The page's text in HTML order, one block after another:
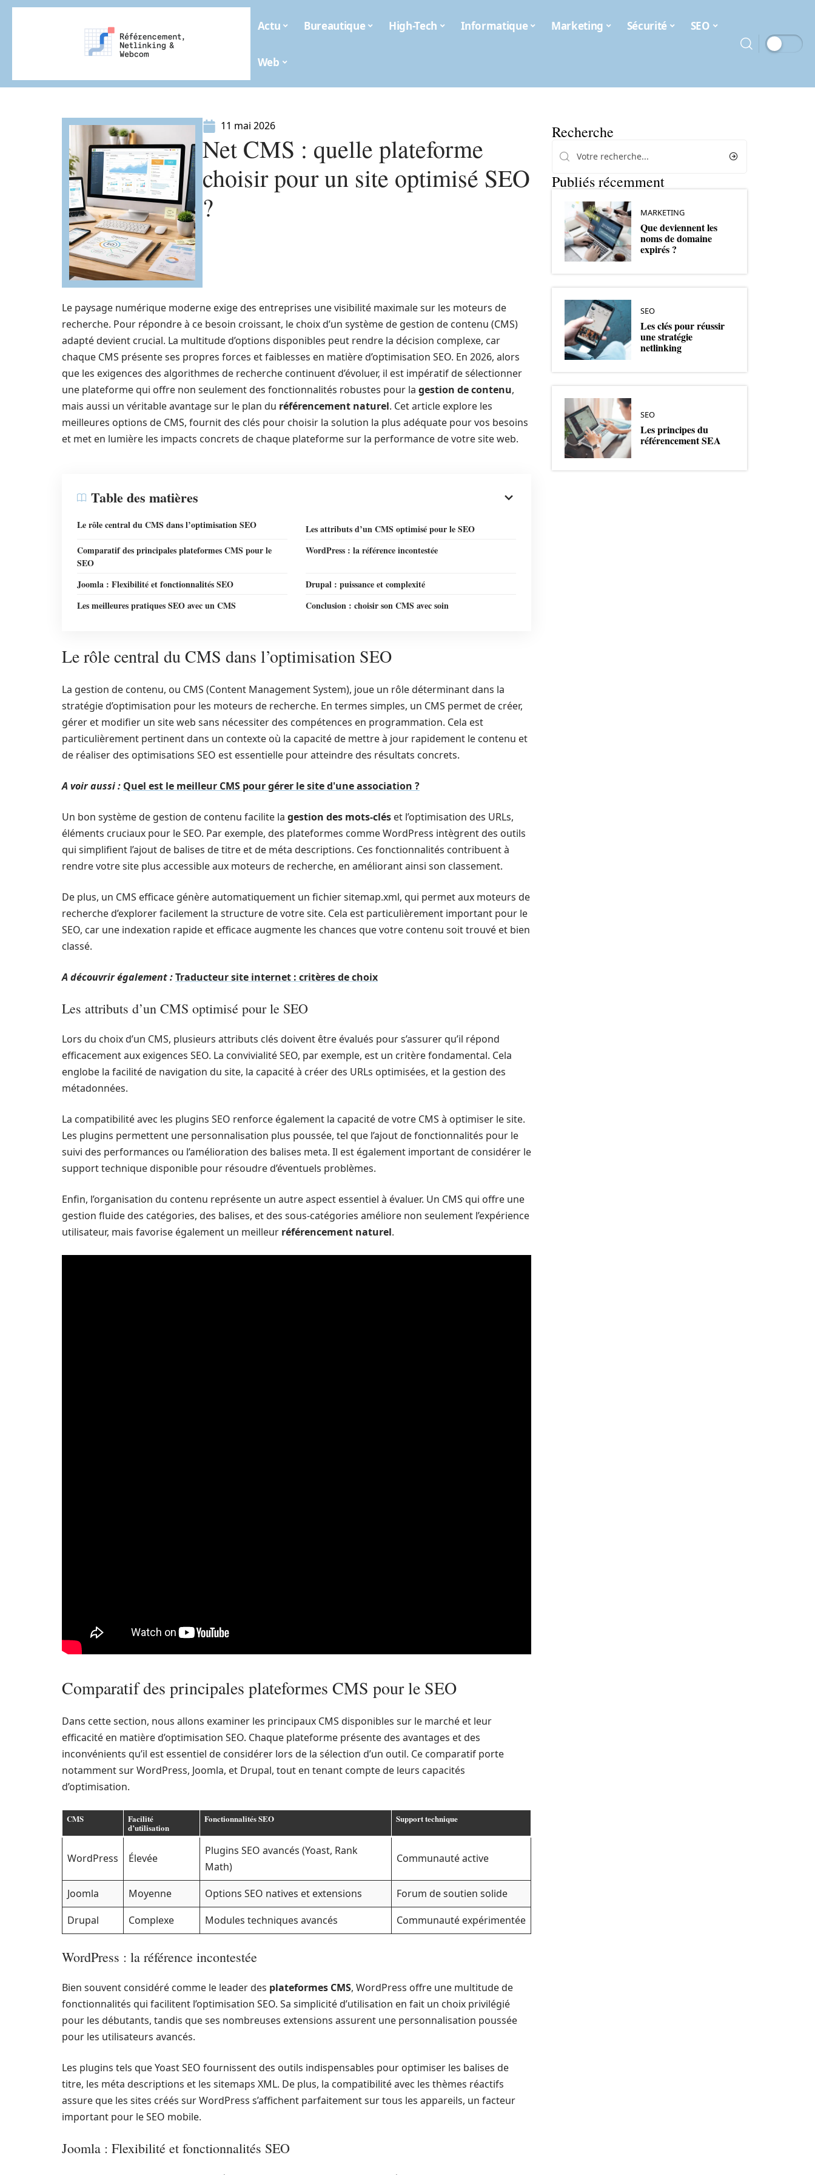
Actu Bureautique High-Tech Informatique Marketing Sécurité SEO
Web
11 mai 2026
Net CMS : quelle plateforme
choisir pour un site optimisé SEO
?
Le paysage numérique moderne exige des entreprises une visibilité maximale sur les moteurs de
recherche. Pour répondre à ce besoin croissant, le choix d’un système de gestion de contenu (CMS)
adapté devient crucial. La multitude d’options disponibles peut rendre la décision complexe, car
chaque CMS présente ses propres forces et faiblesses en matière d’optimisation SEO. En 2026, alors
que les exigences des algorithmes de recherche continuent d’évoluer, il est impératif de sélectionner
une plateforme qui offre non seulement des fonctionnalités robustes pour la gestion de contenu,
mais aussi un véritable avantage sur le plan du référencement naturel. Cet article explore les
meilleures options de CMS, fournit des clés pour choisir la solution la plus adéquate pour vos besoins
et met en lumière les impacts concrets de chaque plateforme sur la performance de votre site web.
Table des matières
Le rôle central du CMS dans l’optimisation SEO
Les attributs d’un CMS optimisé pour le SEO
Comparatif des principales plateformes CMS pour le
SEO
WordPress : la référence incontestée
Joomla : Flexibilité et fonctionnalités SEO
Drupal : puissance et complexité
Les meilleures pratiques SEO avec un CMS
Conclusion : choisir son CMS avec soin
Le rôle central du CMS dans l’optimisation SEO
La gestion de contenu, ou CMS (Content Management System), joue un rôle déterminant dans la
stratégie d’optimisation pour les moteurs de recherche. En termes simples, un CMS permet de créer,
gérer et modifier un site web sans nécessiter des compétences en programmation. Cela est
particulièrement pertinent dans un contexte où la capacité de mettre à jour rapidement le contenu et
de réaliser des optimisations SEO est essentielle pour atteindre des résultats concrets.
A voir aussi : Quel est le meilleur CMS pour gérer le site d'une association ?
Un bon système de gestion de contenu facilite la gestion des mots-clés et l’optimisation des URLs,
éléments cruciaux pour le SEO. Par exemple, des plateformes comme WordPress intègrent des outils
qui simplifient l’ajout de balises de titre et de méta descriptions. Ces fonctionnalités contribuent à
rendre votre site plus accessible aux moteurs de recherche, en améliorant ainsi son classement.
De plus, un CMS efficace génère automatiquement un fichier sitemap.xml, qui permet aux moteurs de
recherche d’explorer facilement la structure de votre site. Cela est particulièrement important pour le
SEO, car une indexation rapide et efficace augmente les chances que votre contenu soit trouvé et bien
classé.
A découvrir également :Traducteur site internet : critères de choix
Les attributs d’un CMS optimisé pour le SEO
Lors du choix d’un CMS, plusieurs attributs clés doivent être évalués pour s’assurer qu’il répond
efficacement aux exigences SEO. La convivialité SEO, par exemple, est un critère fondamental. Cela
englobe la facilité de navigation du site, la capacité à créer des URLs optimisées, et la gestion des
métadonnées.
La compatibilité avec les plugins SEO renforce également la capacité de votre CMS à optimiser le site.
Les plugins permettent une personnalisation plus poussée, tel que l’ajout de fonctionnalités pour le
suivi des performances ou l’amélioration des balises meta. Il est également important de considérer le
support technique disponible pour résoudre d’éventuels problèmes.
Enfin, l’organisation du contenu représente un autre aspect essentiel à évaluer. Un CMS qui offre une
gestion fluide des catégories, des balises, et des sous-catégories améliore non seulement l’expérience
utilisateur, mais favorise également un meilleur référencement naturel.
Comparatif des principales plateformes CMS pour le SEO
Dans cette section, nous allons examiner les principaux CMS disponibles sur le marché et leur
efficacité en matière d’optimisation SEO. Chaque plateforme présente des avantages et des
inconvénients qu’il est essentiel de considérer lors de la sélection d’un outil. Ce comparatif porte
notamment sur WordPress, Joomla, et Drupal, tout en tenant compte de leurs capacités
d’optimisation.
CMS Facilité
d’utilisation
Fonctionnalités SEO Support technique
WordPress Élevée
Plugins SEO avancés (Yoast, Rank
Math)
Communauté active
Joomla Moyenne Options SEO natives et extensions
Forum de soutien solide
Drupal
Complexe Modules techniques avancés Communauté expérimentée
WordPress : la référence incontestée
Bien souvent considéré comme le leader des plateformes CMS, WordPress offre une multitude de
fonctionnalités qui facilitent l’optimisation SEO. Sa simplicité d’utilisation en fait un choix privilégié
pour les débutants, tandis que ses nombreuses extensions assurent une personnalisation poussée
pour les utilisateurs avancés.
Les plugins tels que Yoast SEO fournissent des outils indispensables pour optimiser les balises de
titre, les méta descriptions et les sitemaps XML. De plus, la compatibilité avec les thèmes réactifs
assure que les sites créés sur WordPress s’affichent parfaitement sur tous les appareils, un facteur
important pour le SEO mobile.
Joomla : Flexibilité et fonctionnalités SEO
Recherche
Publiés récemment
MARKETING
Que deviennent les
noms de domaine
expirés ?
SEO
Les clés pour réussir
une stratégie
netlinking
SEO
Les principes du
référencement SEA